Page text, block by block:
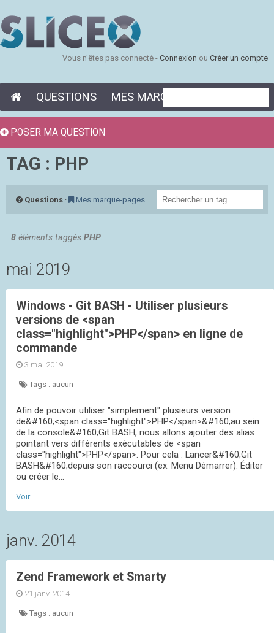
Vous n'êtes pas connecté - Connexion ou Créer un compte
QUESTIONS MES MARQUE-PAGES
TAG : PHP
Questions · Mes marque-pages
8 éléments taggés PHP
mai 2019
Windows - Git BASH - Utiliser plusieurs
versions de <span
class="highlight">PHP</span> en ligne de
commande
3 mai 2019
Tags : aucun
Afin de pouvoir utiliser "simplement" plusieurs version
de&#160;<span class="highlight">PHP</span>&#160;au sein
de la console&#160;Git BASH, nous allons ajouter des alias
pointant vers différents exécutables de <span
class="highlight">PHP</span>. Pour cela : Lancer&#160;Git
BASH&#160;depuis son raccourci (ex. Menu Démarrer). Éditer
ou créer le...
Voir
janv. 2014
Zend Framework et Smarty
21 janv. 2014
Tags : aucun
POSER MA QUESTION